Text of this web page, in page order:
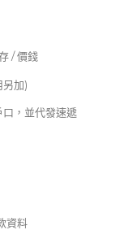
/ 價錢
加)
，並代發速遞
資料